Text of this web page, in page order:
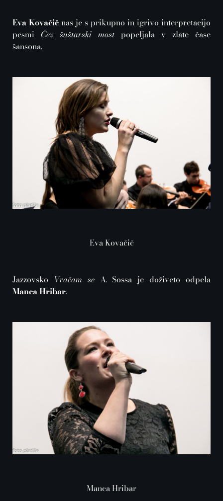
Eva Kovačič nas je s prikupno in igrivo interpretacijo
pesmi Čez šuštarski most popeljala v zlate čase
šansona.
Eva Kovačič
Jazzovsko Vračam seA. Sossa je doživeto odpela
Manca Hribar.
Manca Hribar